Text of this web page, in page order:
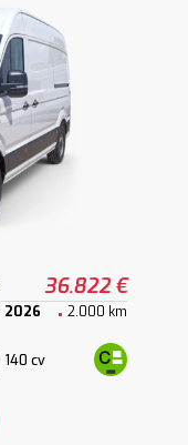
36.822 €
2026 2.000 km
140 cv